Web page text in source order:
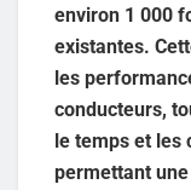
environ 1 000
existantes.
les
conducteurs,
le temps et les
permettant